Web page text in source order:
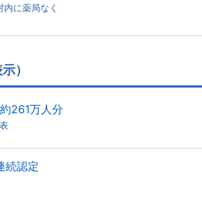
に薬局なく
）
261万人分
続認定